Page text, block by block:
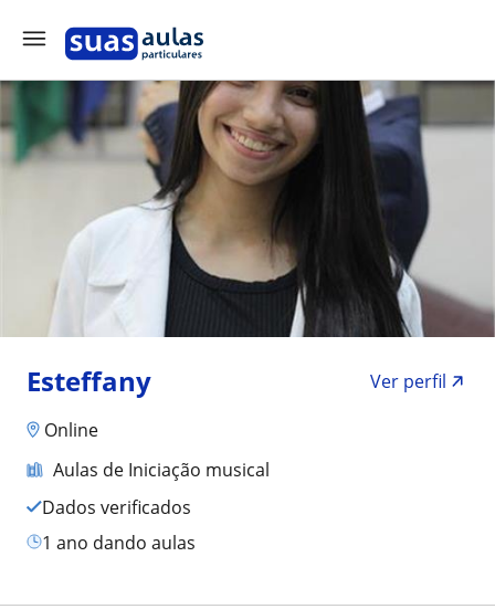
Esteffany
Ver perfil
Online
Aulas de Iniciação musical
Dados verificados
1 ano dando aulas